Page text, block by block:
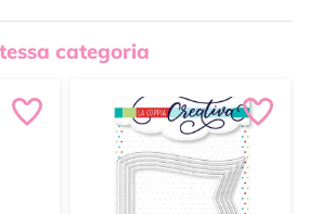
categoria